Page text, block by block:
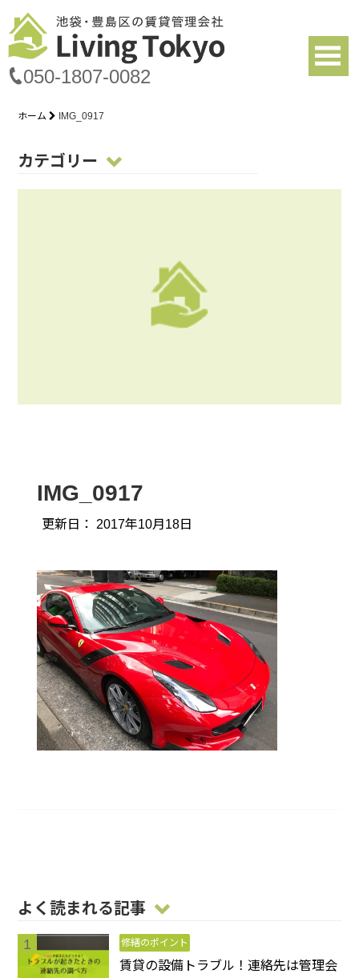
050-1807-0082
ホーム IMG_0917
IMG_0917
更新日： 2017年10月18日
カテゴリー
よく読まれる記事
修繕のポイント
賃貸の設備トラブル！連絡先は管理会